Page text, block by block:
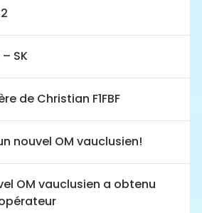
SK
de Christian F1FBF
nouvel OM vauclusien!
OM vauclusien a obtenu